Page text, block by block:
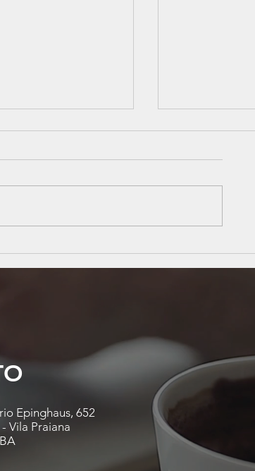
Epinghaus, 652
Vila Praiana